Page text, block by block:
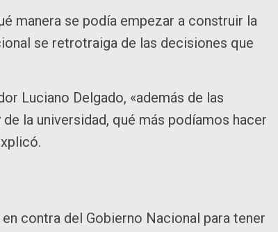
manera se podía empezar a construir la
se retrotraiga de las decisiones que
Luciano Delgado, «además de las
la universidad, qué más podíamos hacer
contra del Gobierno Nacional para tener